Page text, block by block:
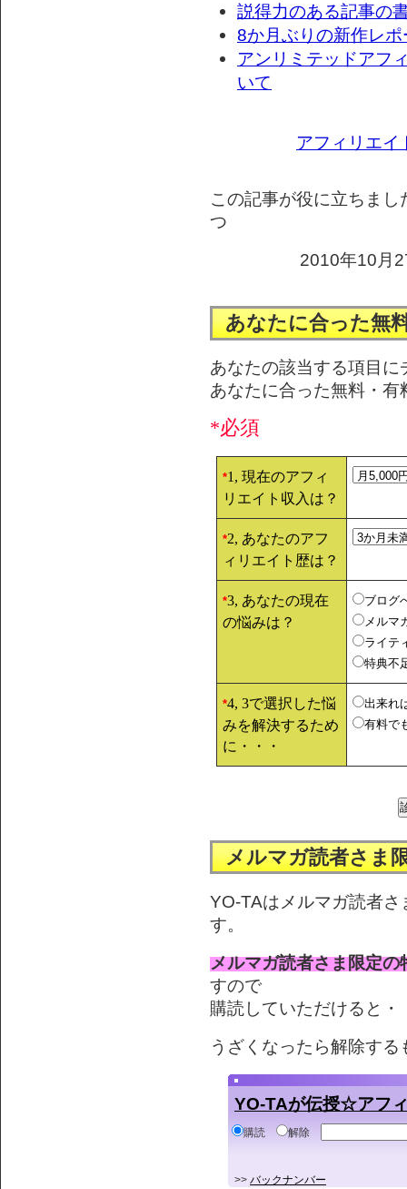
説得力のある記事の
8か月ぶりの新作レ
アンリミテッドアフ
いて
アフィリエイ
この記事が役に立ちま
つ
2010年10月
あなたに合った無
あなたの該当する項目
あなたに合った無料・
*必須
*1, 現在のアフィ
リエイト収入は？
*2, あなたのアフ
ィリエイト歴は？
*3, あなたの現在
の悩みは？
ブログ
メルマ
ライテ
特典不
*4, 3で選択した悩
みを解決するため
に・・・
出来れ
有料で
メルマガ読者さま
YO-TAはメルマガ読者
す。
メルマガ読者さま限定の
すので
購読していただけると
うざくなったら解除す
YO-TAが伝授☆アフ
購読 解除
>> バックナンバー